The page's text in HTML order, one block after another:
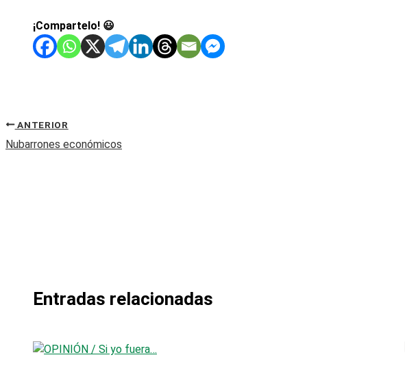
¡Compartelo! 😃
ANTERIOR
Nubarrones económicos
Entradas relacionadas